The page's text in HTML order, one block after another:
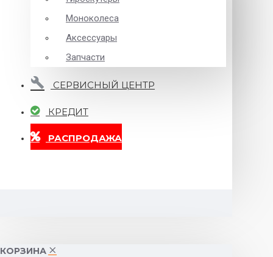
Моноколеса
Аксессуары
Запчасти
СЕРВИСНЫЙ ЦЕНТР
КРЕДИТ
РАСПРОДАЖА
КОРЗИНА